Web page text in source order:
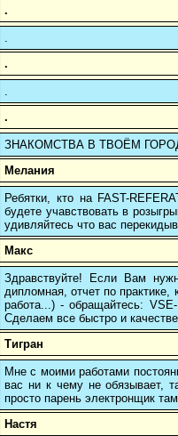
.
.
.
ЗНАКОМСТВА В ТВОЁМ ГОРОДЕ:
Мелания
Ребятки, кто на FAST-
будете учавствовать в
удивляйтесь что вас
Макс
Здравствуйте! Если Вам
дипломная, отчет по
работа...) - обращайтесь:
Сделаем все быстро и
Тигран
Мне с моими работами
вас ни к чему не обязывает,
просто парень электронщик
Настя